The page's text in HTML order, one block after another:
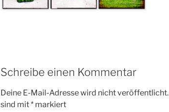
Schreibe einen Kommentar
Deine E-Mail-Adresse wird nicht veröffentlicht.
sind mit* markiert